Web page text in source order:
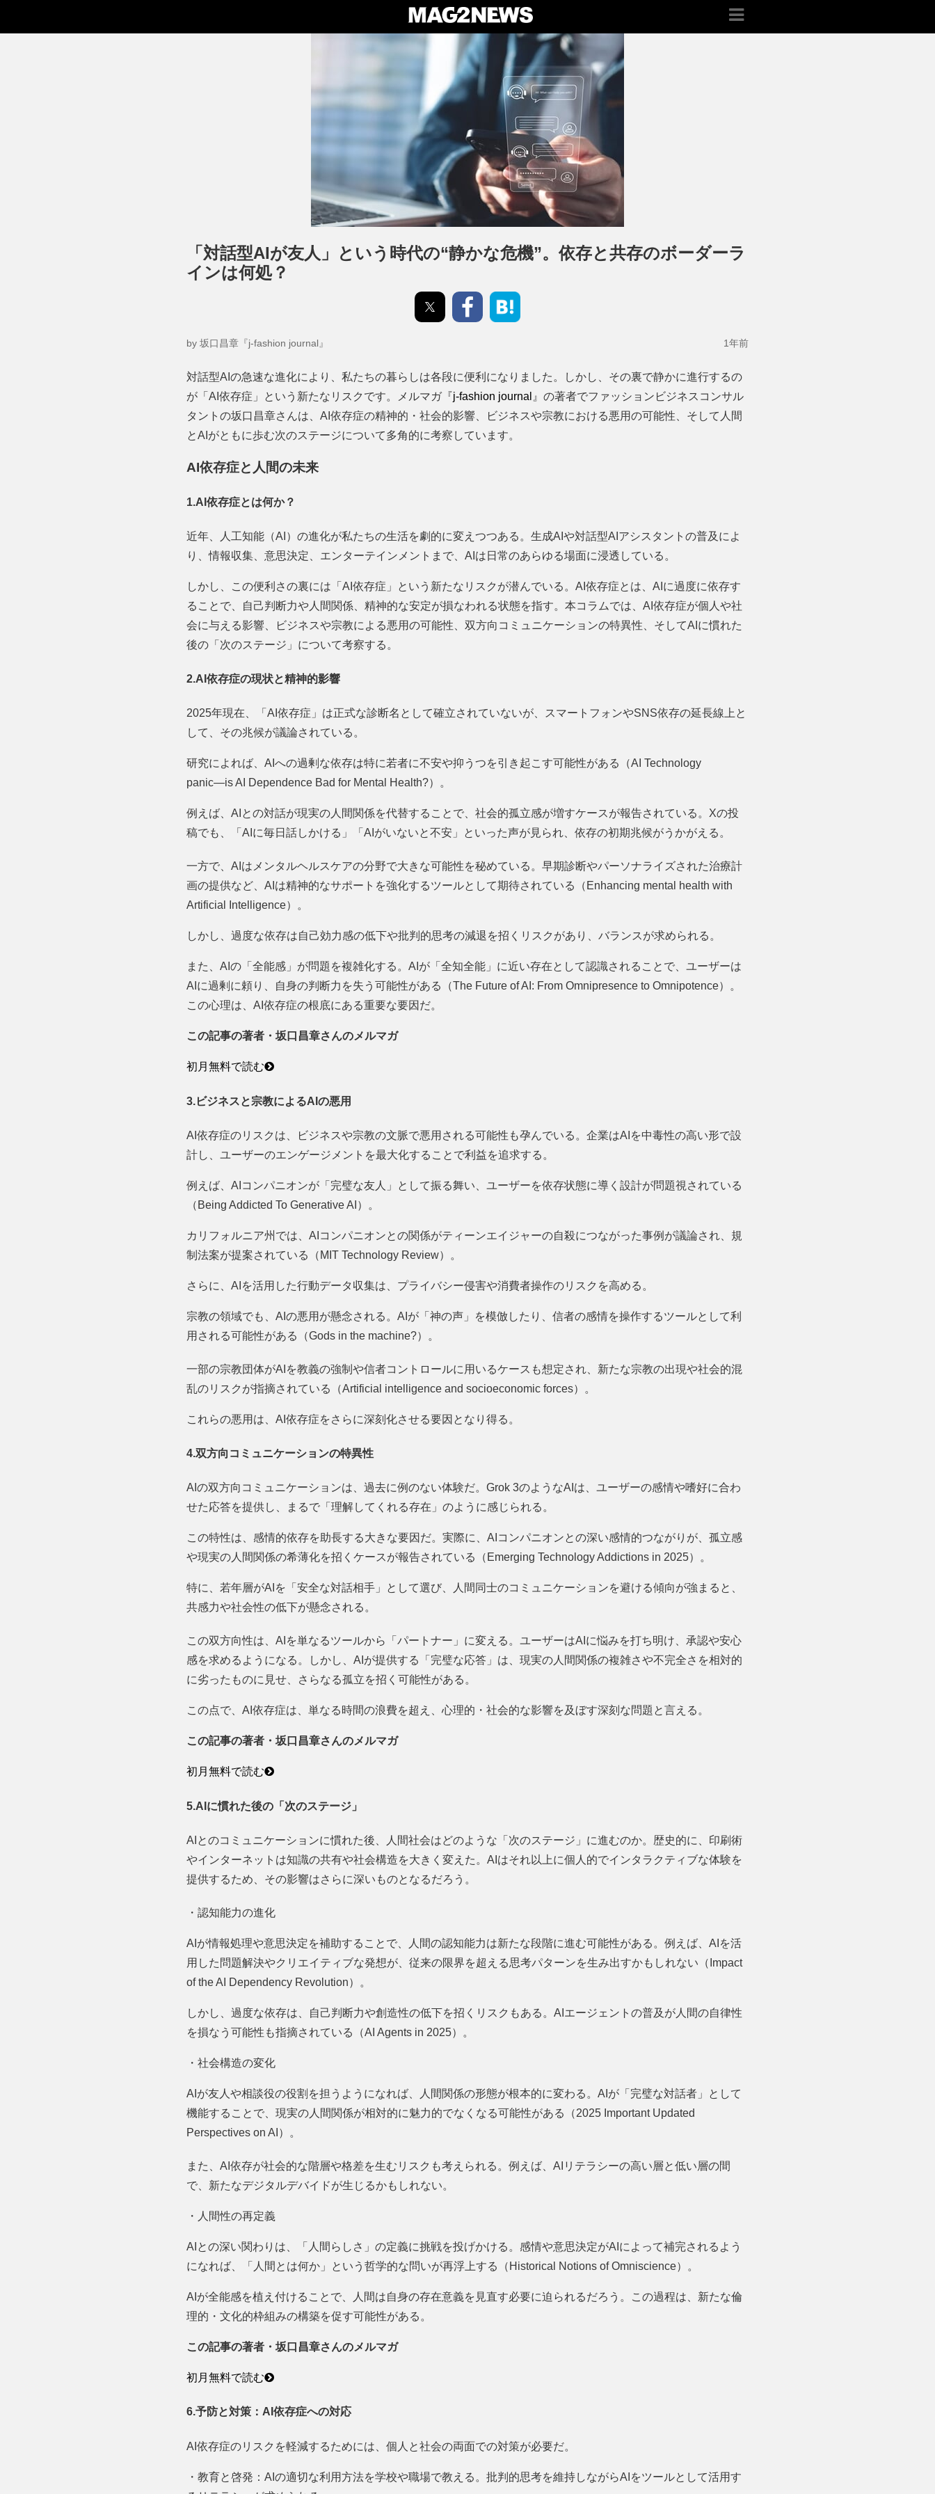
「対話型AIが友人」という時代の“静かな危機”。依存と共存のボーダーラ
インは何処？
by 坂口昌章『j-fashion journal』 1年前
対話型AIの急速な進化により、私たちの暮らしは各段に便利になりました。しかし、その裏で静かに進行するの
が「AI依存症」という新たなリスクです。メルマガ『j-fashion journal 』の著者でファッションビジネスコンサル
タントの坂口昌章さんは、AI依存症の精神的・社会的影響、ビジネスや宗教における悪用の可能性、そして人間
とAIがともに歩む次のステージについて多角的に考察しています。
AI依存症と人間の未来
1.AI依存症とは何か？
近年、人工知能（AI）の進化が私たちの生活を劇的に変えつつある。生成AIや対話型AIアシスタントの普及によ
り、情報収集、意思決定、エンターテインメントまで、AIは日常のあらゆる場面に浸透している。
しかし、この便利さの裏には「AI依存症」という新たなリスクが潜んでいる。AI依存症とは、AIに過度に依存す
ることで、自己判断力や人間関係、精神的な安定が損なわれる状態を指す。本コラムでは、AI依存症が個人や社
会に与える影響、ビジネスや宗教による悪用の可能性、双方向コミュニケーションの特異性、そしてAIに慣れた
後の「次のステージ」について考察する。
2.AI依存症の現状と精神的影響
2025年現在、「AI依存症」は正式な診断名として確立されていないが、スマートフォンやSNS依存の延長線上と
して、その兆候が議論されている。
研究によれば、AIへの過剰な依存は特に若者に不安や抑うつを引き起こす可能性がある（AI Technology
panic―is AI Dependence Bad for Mental Health?）。
例えば、AIとの対話が現実の人間関係を代替することで、社会的孤立感が増すケースが報告されている。Xの投
稿でも、「AIに毎日話しかける」「AIがいないと不安」といった声が見られ、依存の初期兆候がうかがえる。
一方で、AIはメンタルヘルスケアの分野で大きな可能性を秘めている。早期診断やパーソナライズされた治療計
画の提供など、AIは精神的なサポートを強化するツールとして期待されている（Enhancing mental health with
Artificial Intelligence）。
しかし、過度な依存は自己効力感の低下や批判的思考の減退を招くリスクがあり、バランスが求められる。
また、AIの「全能感」が問題を複雑化する。AIが「全知全能」に近い存在として認識されることで、ユーザーは
AIに過剰に頼り、自身の判断力を失う可能性がある（The Future of AI: From Omnipresence to Omnipotence）。
この心理は、AI依存症の根底にある重要な要因だ。
この記事の著者・坂口昌章さんのメルマガ
初月無料で読む
3.ビジネスと宗教によるAIの悪用
AI依存症のリスクは、ビジネスや宗教の文脈で悪用される可能性も孕んでいる。企業はAIを中毒性の高い形で設
計し、ユーザーのエンゲージメントを最大化することで利益を追求する。
例えば、AIコンパニオンが「完璧な友人」として振る舞い、ユーザーを依存状態に導く設計が問題視されている
（Being Addicted To Generative AI）。
カリフォルニア州では、AIコンパニオンとの関係がティーンエイジャーの自殺につながった事例が議論され、規
制法案が提案されている（MIT Technology Review）。
さらに、AIを活用した行動データ収集は、プライバシー侵害や消費者操作のリスクを高める。
宗教の領域でも、AIの悪用が懸念される。AIが「神の声」を模倣したり、信者の感情を操作するツールとして利
用される可能性がある（Gods in the machine?）。
一部の宗教団体がAIを教義の強制や信者コントロールに用いるケースも想定され、新たな宗教の出現や社会的混
乱のリスクが指摘されている（Artificial intelligence and socioeconomic forces）。
これらの悪用は、AI依存症をさらに深刻化させる要因となり得る。
4.双方向コミュニケーションの特異性
AIの双方向コミュニケーションは、過去に例のない体験だ。Grok 3のようなAIは、ユーザーの感情や嗜好に合わ
せた応答を提供し、まるで「理解してくれる存在」のように感じられる。
この特性は、感情的依存を助長する大きな要因だ。実際に、AIコンパニオンとの深い感情的つながりが、孤立感
や現実の人間関係の希薄化を招くケースが報告されている（Emerging Technology Addictions in 2025）。
特に、若年層がAIを「安全な対話相手」として選び、人間同士のコミュニケーションを避ける傾向が強まると、
共感力や社会性の低下が懸念される。
この双方向性は、AIを単なるツールから「パートナー」に変える。ユーザーはAIに悩みを打ち明け、承認や安心
感を求めるようになる。しかし、AIが提供する「完璧な応答」は、現実の人間関係の複雑さや不完全さを相対的
に劣ったものに見せ、さらなる孤立を招く可能性がある。
この点で、AI依存症は、単なる時間の浪費を超え、心理的・社会的な影響を及ぼす深刻な問題と言える。
この記事の著者・坂口昌章さんのメルマガ
初月無料で読む
5.AIに慣れた後の「次のステージ」
AIとのコミュニケーションに慣れた後、人間社会はどのような「次のステージ」に進むのか。歴史的に、印刷術
やインターネットは知識の共有や社会構造を大きく変えた。AIはそれ以上に個人的でインタラクティブな体験を
提供するため、その影響はさらに深いものとなるだろう。
・認知能力の進化
AIが情報処理や意思決定を補助することで、人間の認知能力は新たな段階に進む可能性がある。例えば、AIを活
用した問題解決やクリエイティブな発想が、従来の限界を超える思考パターンを生み出すかもしれない（Impact
of the AI Dependency Revolution）。
しかし、過度な依存は、自己判断力や創造性の低下を招くリスクもある。AIエージェントの普及が人間の自律性
を損なう可能性も指摘されている（AI Agents in 2025）。
・社会構造の変化
AIが友人や相談役の役割を担うようになれば、人間関係の形態が根本的に変わる。AIが「完璧な対話者」として
機能することで、現実の人間関係が相対的に魅力的でなくなる可能性がある（2025 Important Updated
Perspectives on AI）。
また、AI依存が社会的な階層や格差を生むリスクも考えられる。例えば、AIリテラシーの高い層と低い層の間
で、新たなデジタルデバイドが生じるかもしれない。
・人間性の再定義
AIとの深い関わりは、「人間らしさ」の定義に挑戦を投げかける。感情や意思決定がAIによって補完されるよう
になれば、「人間とは何か」という哲学的な問いが再浮上する（Historical Notions of Omniscience）。
AIが全能感を植え付けることで、人間は自身の存在意義を見直す必要に迫られるだろう。この過程は、新たな倫
理的・文化的枠組みの構築を促す可能性がある。
この記事の著者・坂口昌章さんのメルマガ
初月無料で読む
6.予防と対策：AI依存症への対応
AI依存症のリスクを軽減するためには、個人と社会の両面での対策が必要だ。
・教育と啓発：AIの適切な利用方法を学校や職場で教える。批判的思考を維持しながらAIをツールとして活用す